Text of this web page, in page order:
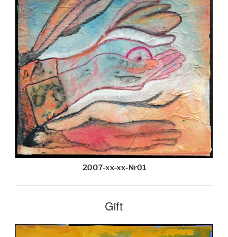
2007-xx-xx-Nr01
Gift